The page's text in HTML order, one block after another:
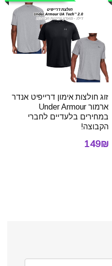
זוג חולצות אימון דרייפיט אנדר
ארמור Under Armour
במחירים בלעדיים לחברי
הקבוצה!
149₪